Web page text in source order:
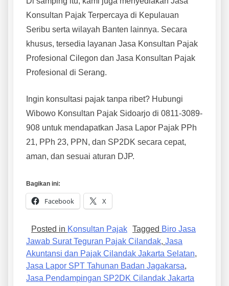
Konsultan Pajak Terpercaya di Kepulauan
Seribu serta wilayah Banten lainnya. Secara
khusus, tersedia layanan Jasa Konsultan Pajak
Profesional Cilegon dan Jasa Konsultan Pajak
Profesional di Serang.
Ingin konsultasi pajak tanpa ribet? Hubungi
Wibowo Konsultan Pajak Sidoarjo di 0811-3089-
908 untuk mendapatkan Jasa Lapor Pajak PPh
21, PPh 23, PPN, dan SP2DK secara cepat,
aman, dan sesuai aturan DJP.
Bagikan ini:
Facebook X
Posted in Konsultan Pajak Tagged Biro Jasa
Jawab Surat Teguran Pajak Cilandak, Jasa
Akuntansi dan Pajak Cilandak Jakarta Selatan,
Jasa Lapor SPT Tahunan Badan Jagakarsa,
Jasa Pendampingan SP2DK Cilandak Jakarta